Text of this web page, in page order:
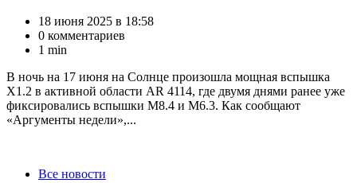
18 июня 2025 в 18:58
0 комментариев
1 min
В ночь на 17 июня на Солнце произошла мощная вспышка
X1.2 в активной области AR 4114, где двумя днями ранее уже
фиксировались вспышки M8.4 и M6.3. Как сообщают
«Аргументы недели»,...
КатегорииВсе новости